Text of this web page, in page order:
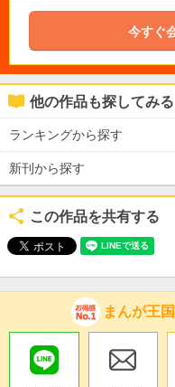
今すぐ
他の作品も探してみる
ランキングから探す
新刊から探す
この作品を共有する
まんが王